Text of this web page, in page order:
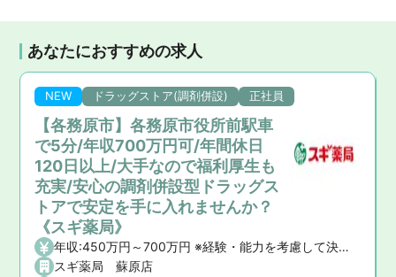
あなたにおすすめの求人
NEW ドラッグストア(調剤併設) 正社員
【各務原市】各務原市役所前駅車
で5分/年収700万円可/年間休日
120日以上/大手なので福利厚生も
充実/安心の調剤併設型ドラッグス
トアで安定を手に入れませんか？
《スギ薬局》
年収:450万円～700万円 ※経験・能力を考慮して決定いたします。 【昇給】年1回 【賞与】年2回(7月・12月)、業績賞与:年1回(業績連動型) 【諸手当】資格手当、時間外手当、通勤手当、子ども手当等
スギ薬局 蘇原店